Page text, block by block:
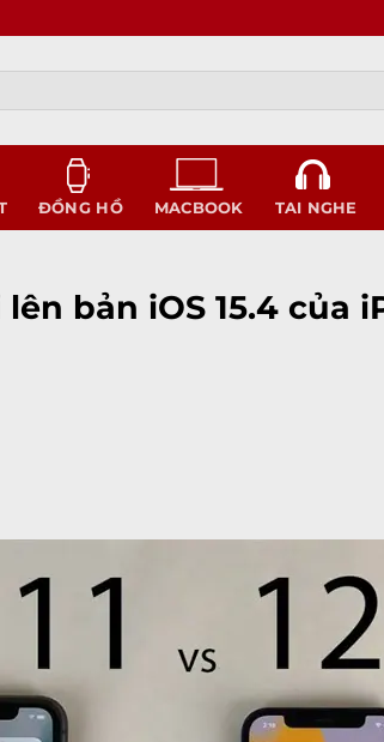
ĐỒNG HỒ MACBOOK TAI NGHE
bản iOS 15.4 của